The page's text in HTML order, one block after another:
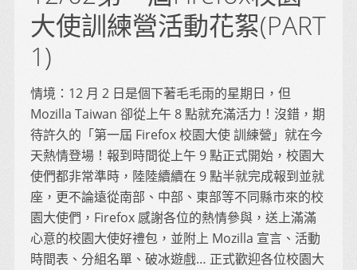
大使訓練營活動花絮(PART
1)
情境：12 月 2 日是個下著毛毛雨的星期日，但
Mozilla Taiwan 卻從上午 8 點就充滿活力！沒錯，期
待許久的「第一屆 Firefox 校園大使 訓練營」就在今
天熱情登場！報到時間從上午 9 點正式開始，校園大
使們都非常準時，陸陸續續在 9 點半就完成報到並就
座，更不論遠從南部、中部、東部等不同縣市來的校
園大使們，Firefox 感謝各位的熱情參與，送上滿滿
心意的校園大使好禮包，並附上 Mozilla 宣言、活動
時間表、分組名單、破冰遊戲… 正式歡迎各位校園大